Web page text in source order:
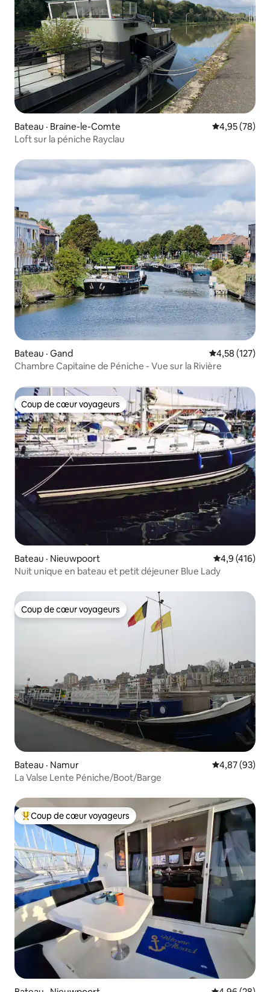
Bateau · Braine-le-Comte Note
4,95 (78)
Loft sur la péniche Rayclau
Bateau · Gand Note
4,58 (127)
Chambre Capitaine de Péniche - Vue sur la Rivière
Coup de cœur voyageurs
Coup de cœur voyageurs
Bateau · Nieuwpoort Note
4,9 (416)
Nuit unique en bateau et petit déjeuner Blue Lady
Coup de cœur voyageurs
Coup de cœur voyageurs
Bateau · Namur Note
4,87 (93)
La Valse Lente Péniche/Boot/Barge
Coup de cœur voyageurs parmi les plus aimés
Coup de cœur voyageurs